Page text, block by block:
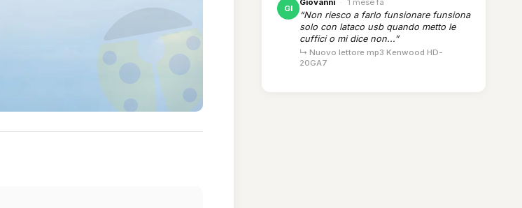
GI
Giovanni · 1 mese fa
“Non riesco a farlo funsionare funsiona
solo con lataco usb quando metto le
cuffici o mi dice non...”
↳ Nuovo lettore mp3 Kenwood HD-
20GA7